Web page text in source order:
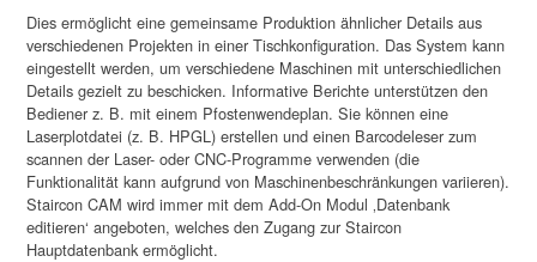
Dies ermöglicht eine gemeinsame Produktion ähnlicher Details aus
verschiedenen Projekten in einer Tischkonfiguration. Das System kann
eingestellt werden, um verschiedene Maschinen mit unterschiedlichen
Details gezielt zu beschicken. Informative Berichte unterstützen den
Bediener z. B. mit einem Pfostenwendeplan. Sie können eine
Laserplotdatei (z. B. HPGL) erstellen und einen Barcodeleser zum
scannen der Laser- oder CNC-Programme verwenden (die
Funktionalität kann aufgrund von Maschinenbeschränkungen variieren).
Staircon CAM wird immer mit dem Add-On Modul ‚Datenbank
editieren‘ angeboten, welches den Zugang zur Staircon
Hauptdatenbank ermöglicht.